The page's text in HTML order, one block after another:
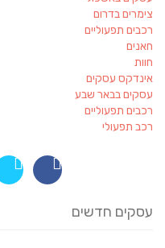
צימרים בדרום
רכבים תפעוליים
חאנים
חוות
אינדקס עסקים
עסקים בבאר שבע
רכבים תפעוליים
רכב תפעולי
עסקים חדשים